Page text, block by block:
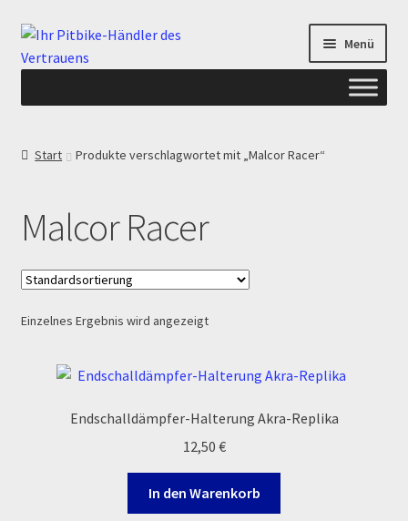
Zur
Navigation
Zum
Inhalt
Menü
Checkout
Datenschutzerklärung
Devolución
Echtheit von Bewertungen
Ersatzteile Pitbike
Start Produkte verschlagwortet mit „Malcor Racer“
Malcor Racer
Einzelnes Ergebnis wird angezeigt
Endschalldämpfer-Halterung Akra-Replika
12,50 €
In den Warenkorb